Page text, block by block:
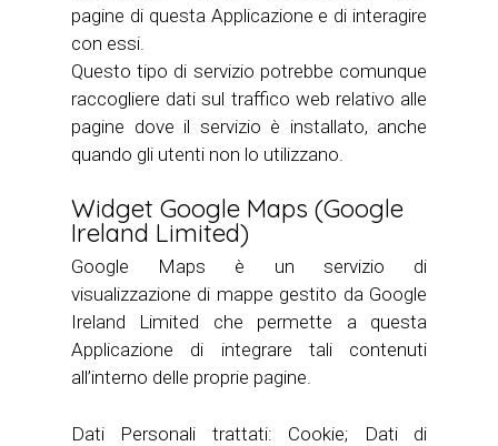
pagine di questa Applicazione e di interagire
con essi.
Questo tipo di servizio potrebbe comunque
raccogliere dati sul traffico web relativo alle
pagine dove il servizio è installato, anche
quando gli utenti non lo utilizzano.
Widget Google Maps (Google
Ireland Limited)
Google Maps è un servizio di
visualizzazione di mappe gestito da Google
Ireland Limited che permette a questa
Applicazione di integrare tali contenuti
all’interno delle proprie pagine.
Dati Personali trattati: Cookie; Dati di